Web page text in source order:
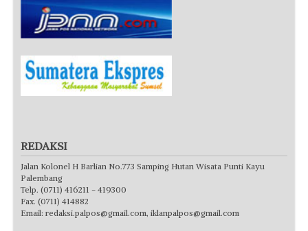
REDAKSI
Jalan Kolonel H Barlian No.773 Samping Hutan Wisata Punti Kayu
Palembang
Telp. (0711) 416211 - 419300
Fax. (0711) 414882
Email: redaksi.palpos@gmail.com, iklanpalpos@gmail.com